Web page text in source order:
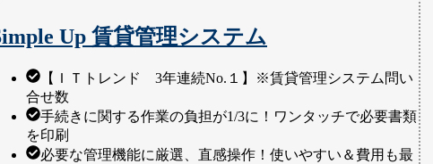
Up 賃貸管理システム
【ＩＴトレンド 3年連続No.１】※賃貸管理システム問い
合せ数
手続きに関する作業の負担が1/3に！ワンタッチで必要書類
を印刷
必要な管理機能に厳選、直感操作！使いやすい＆費用も最